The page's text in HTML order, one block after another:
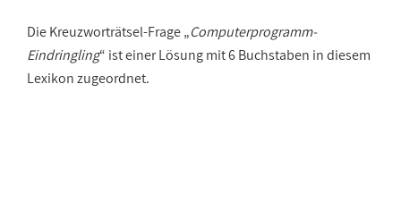
Die Kreuzworträtsel-Frage „Computerprogramm-
Eindringling“ ist einer Lösung mit 6 Buchstaben in diesem
Lexikon zugeordnet.